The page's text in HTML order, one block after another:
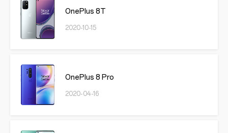
OnePlus 8T
2020-10-15
OnePlus 8 Pro
2020-04-16